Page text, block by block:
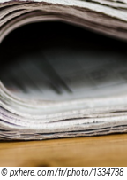
© pxhere.com/fr/photo/1334738